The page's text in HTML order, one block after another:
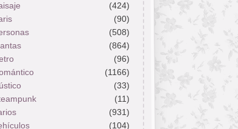
(424)
(90)
(508)
(864)
(96)
(1166)
(33)
(11)
(931)
(104)